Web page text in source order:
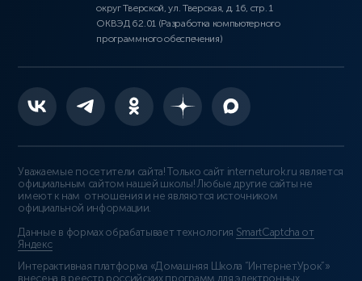
округ Тверской, ул. Тверская, д. 16, стр. 1
ОКВЭД 62.01 (Разработка компьютерного
программного обеспечения)
Уважаемые посетители сайта! Только сайт interneturok.ru является
официальным сайтом нашей школы! Любые другие сайты не
имеют к нам отношения и не являются источником
официальной информации.
Данные в формах обрабатывает технология SmartCaptcha от
Яндекс
Интерактивная платформа «Домашняя Школа “ИнтернетУрок”»
внесена в реестр российских программ для электронных